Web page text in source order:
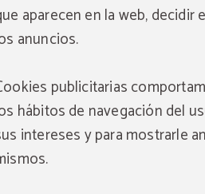
aparecen en la web,
anuncios.
publicitarias
hábitos de navegación del
intereses y para mostrarle